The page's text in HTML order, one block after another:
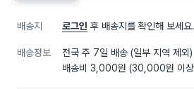
배송지 로그인 후 배송지를 확인해 보세요.
배송정보 전국 주 7일 배송 (일부 지역 제외)
배송비 3,000원 (30,000원 이상